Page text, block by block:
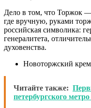
Дело в том, что Торжок
где вручную, руками
российская символика:
генералитета,
духовенства.
Новоторжский
Читайте также:
петербургского